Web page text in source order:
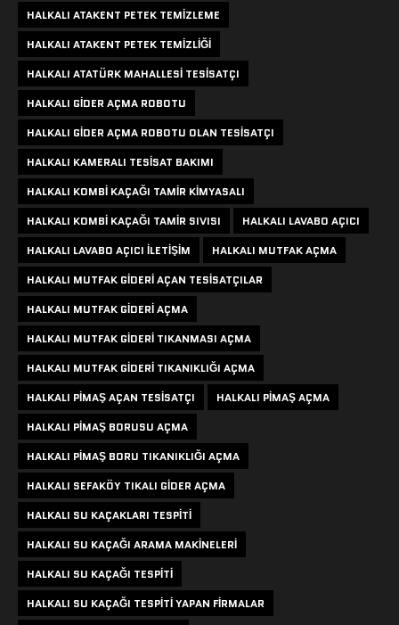
HALKALI ATAKENT PETEK TEMIZLEME
HALKALI ATAKENT PETEK TEMIZLIĞI
HALKALI ATATÜRK MAHALLESI TESISATÇI
HALKALI GIDER AÇMA ROBOTU
HALKALI GIDER AÇMA ROBOTU OLAN TESISATÇI
HALKALI KAMERALI TESISAT BAKIMI
HALKALI KOMBI KAÇAĞI TAMIR KIMYASALI
HALKALI KOMBI KAÇAĞI TAMIR SIVISI
HALKALI LAVABO AÇICI
HALKALI LAVABO AÇICI ILETIŞIM
HALKALI MUTFAK AÇMA
HALKALI MUTFAK GIDERI AÇAN TESISATÇILAR
HALKALI MUTFAK GIDERI AÇMA
HALKALI MUTFAK GIDERI TIKANMASI AÇMA
HALKALI MUTFAK GIDERI TIKANIKLIĞI AÇMA
HALKALI PIMAŞ AÇAN TESISATÇI
HALKALI PIMAŞ AÇMA
HALKALI PIMAŞ BORUSU AÇMA
HALKALI PIMAŞ BORU TIKANIKLIĞI AÇMA
HALKALI SEFAKÖY TIKALI GIDER AÇMA
HALKALI SU KAÇAKLARI TESPITI
HALKALI SU KAÇAĞI ARAMA MAKINELERI
HALKALI SU KAÇAĞI TESPITI
HALKALI SU KAÇAĞI TESPITI YAPAN FIRMALAR